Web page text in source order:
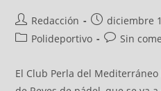
Redacción
diciembre
Polideportivo
Sin
El Club Perla del